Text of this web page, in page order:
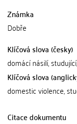
Známka
Dobře
Klíčová slova (česky)
domácí násilí,
Klíčová slova
domestic violence,
Citace dokumentu